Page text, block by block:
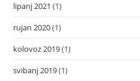
lipanj 2021 (1)
rujan 2020(1)
kolovoz 2019(1)
svibanj 2019(1)